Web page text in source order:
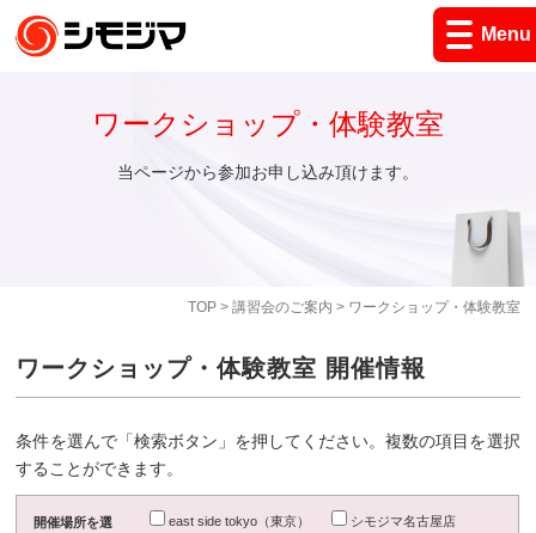
Menu
TOP> 講習会のご案内 > ワークショップ・体験教室
ワークショップ・体験教室
当ページから参加お申し込み頂けます。
ワークショップ・体験教室 開催情報
条件を選んで「検索ボタン」を押してください。複数の項目を選択
することができます。
開催場所を選
east side tokyo（東京）
シモジマ名古屋店